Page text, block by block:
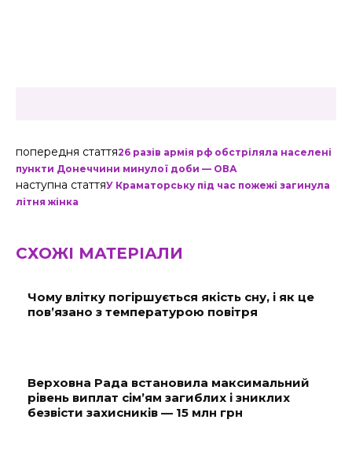
попередня стаття26 разів армія рф обстріляла населені
пункти Донеччини минулої доби — ОВА
наступна статтяУ Краматорську під час пожежі загинула
літня жінка
СХОЖІ МАТЕРІАЛИ
Чому влітку погіршується якість сну, і як це
пов’язано з температурою повітря
Верховна Рада встановила максимальний
рівень виплат сім’ям загиблих і зниклих
безвісти захисників — 15 млн грн